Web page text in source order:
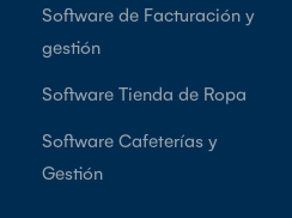
Software de Facturación y
gestión
Software Tienda de Ropa
Software Cafeterías y
Gestión